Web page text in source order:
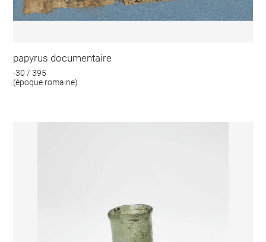
papyrus documentaire
-30 / 395
(époque romaine)